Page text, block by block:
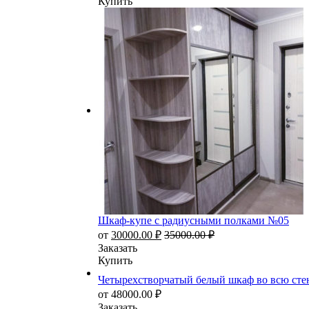
Шкаф-купе с радиусными полками №05
от 30000.00 ₽ 35000.00₽
Заказать
Купить
Четырехстворчатый белый шкаф во всю
от 48000.00 ₽